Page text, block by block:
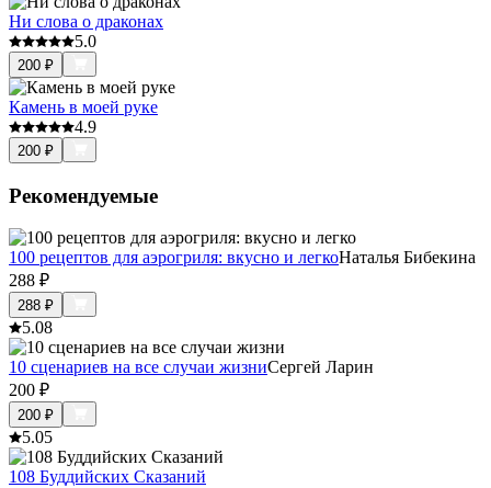
Ни слова о драконах
5.0
200 ₽
Камень в моей руке
4.9
200 ₽
Рекомендуемые
100 рецептов для аэрогриля: вкусно и легкоНаталья Бибекина
288 ₽
288 ₽
5.08
10 сценариев на все случаи жизниСергей Ларин
200 ₽
200 ₽
5.05
108 Буддийских Сказаний